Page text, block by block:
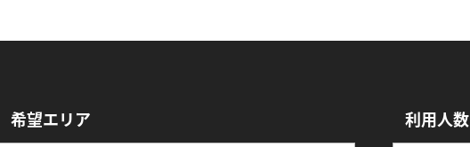
希望エリア 利用人数